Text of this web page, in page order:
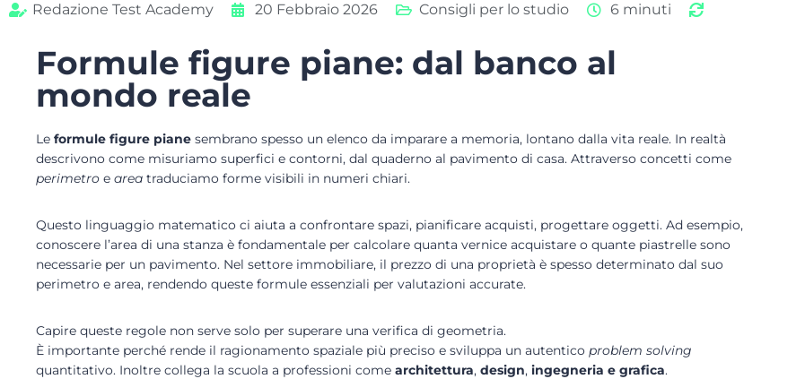
Redazione Test Academy 20 Febbraio 2026 Consigli per lo studio 6 minuti
Formule figure piane: dal banco al
mondo reale
Le formule figure piane sembrano spesso un elenco da imparare a memoria, lontano dalla vita reale. In realtà
descrivono come misuriamo superfici e contorni, dal quaderno al pavimento di casa. Attraverso concetti come
perimetro e area traduciamo forme visibili in numeri chiari.
Questo linguaggio matematico ci aiuta a confrontare spazi, pianificare acquisti, progettare oggetti. Ad esempio,
conoscere l’area di una stanza è fondamentale per calcolare quanta vernice acquistare o quante piastrelle sono
necessarie per un pavimento. Nel settore immobiliare, il prezzo di una proprietà è spesso determinato dal suo
perimetro e area, rendendo queste formule essenziali per valutazioni accurate.
Capire queste regole non serve solo per superare una verifica di geometria.
È importante perché rende il ragionamento spaziale più preciso e sviluppa un autentico problem solving
quantitativo. Inoltre collega la scuola a professioni come architettura, design, ingegneria e grafica.